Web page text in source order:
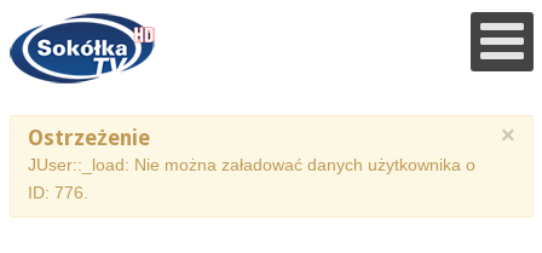
×
Ostrzeżenie
JUser::_load: Nie można załadować danych użytkownika o
ID: 776.